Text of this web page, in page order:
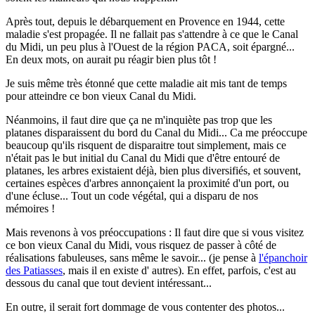
Après tout, depuis le débarquement en Provence en 1944, cette
maladie s'est propagée. Il ne fallait pas s'attendre à ce que le Canal
du Midi, un peu plus à l'Ouest de la région PACA, soit épargné...
En deux mots, on aurait pu réagir bien plus tôt !
Je suis même très étonné que cette maladie ait mis tant de temps
pour atteindre ce bon vieux Canal du Midi.
Néanmoins, il faut dire que ça ne m'inquiète pas trop que les
platanes disparaissent du bord du Canal du Midi... Ca me préoccupe
beaucoup qu'ils risquent de disparaitre tout simplement, mais ce
n'était pas le but initial du Canal du Midi que d'être entouré de
platanes, les arbres existaient déjà, bien plus diversifiés, et souvent,
certaines espèces d'arbres annonçaient la proximité d'un port, ou
d'une écluse... Tout un code végétal, qui a disparu de nos
mémoires !
Mais revenons à vos préoccupations : Il faut dire que si vous visitez
ce bon vieux Canal du Midi, vous risquez de passer à côté de
réalisations fabuleuses, sans même le savoir... (je pense à l'épanchoir
des Patiasses, mais il en existe d' autres). En effet, parfois, c'est au
dessous du canal que tout devient intéressant...
En outre, il serait fort dommage de vous contenter des photos...